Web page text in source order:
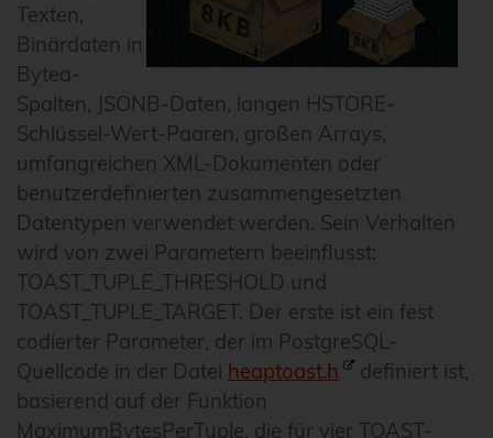
Texten,
Binärdaten in
Bytea-
Spalten, JSONB-Daten, langen HSTORE-
Schlüssel-Wert-Paaren, großen Arrays,
umfangreichen XML-Dokumenten oder
benutzerdefinierten zusammengesetzten
Datentypen verwendet werden. Sein Verhalten
wird von zwei Parametern beeinflusst:
TOAST_TUPLE_THRESHOLD und
TOAST_TUPLE_TARGET. Der erste ist ein fest
codierter Parameter, der im PostgreSQL-
Quellcode in der Datei heaptoast.h
definiert ist,
basierend auf der Funktion
MaximumBytesPerTuple, die für vier TOAST-